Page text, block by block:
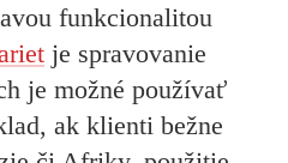
funkcionalitou
je spravovanie
je možné používať
ak klienti bežne